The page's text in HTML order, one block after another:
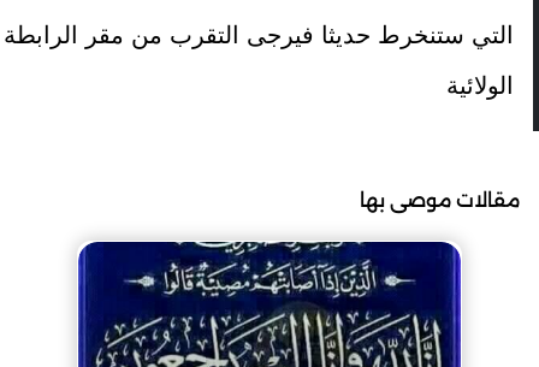
التي ستنخرط حديثا فيرجى التقرب من مقر الرابطة
الولائية
مقالات موصى بها